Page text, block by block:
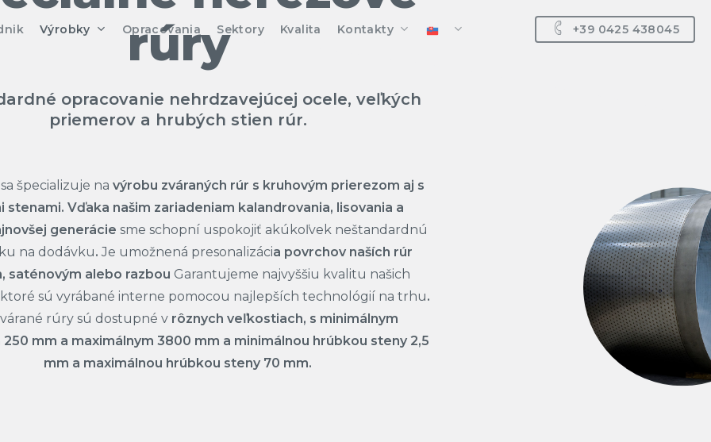
Výrobky
Ploché Dno
Oválne Dno
Dno s Osadením na Prírubu
Dno Poklopu
Dilatačný Spoj
Koncentrická Redukcia Rovná
Exentrická Redukcia Lemovaná
steny
Prírubové rúry
Polorúry
Opracovania Sektory Kvalita Kontakty +39 0425 438045
rúry
opracovanie nehrdzavejúcej ocele, veľkých
priemerov a hrubých stien rúr.
špecializuje na výrobu zváraných rúr s kruhovým prierezom aj s
stenami. Vďaka našim zariadeniam kalandrovania, lisovania a
generácie sme schopní uspokojiť akúkoľvek neštandardnú
na dodávku. Je umožnená presonalizácia povrchov naších rúr
saténovým alebo razbou Garantujeme najvyššiu kvalitu našich
sú vyrábané interne pomocou najlepších technológií na trhu.
rúry sú dostupné v rôznych veľkostiach, s minimálnym
mm a maximálnym 3800 mm a minimálnou hrúbkou steny 2,5
mm a maximálnou hrúbkou steny 70 mm.